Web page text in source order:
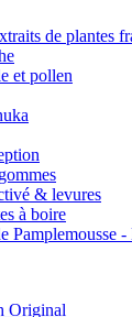
de plantes
et pollen
& levures
à boire
Pamplemousse -
Original